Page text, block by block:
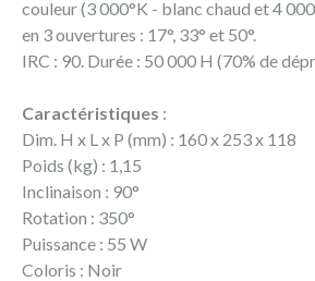
couleur (3 000°K - blanc chaud et 4
en 3 ouvertures : 17°, 33° et 50°.
IRC : 90. Durée : 50 000 H (70% de
Caractéristiques :
Dim. H x L x P (mm) : 160 x 253 x 118
Poids (kg) : 1,15
Inclinaison : 90°
Rotation : 350°
Puissance : 55 W
Coloris : Noir